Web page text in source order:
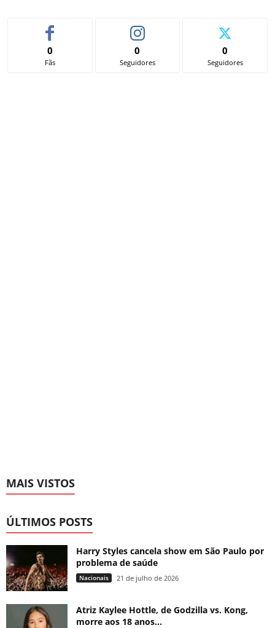
0
Fãs
0
Seguidores
0
Seguidores
MAIS VISTOS
ÚLTIMOS POSTS
Harry Styles cancela show em São Paulo por
problema de saúde
Nacionais 21 de julho de 2026
Atriz Kaylee Hottle, de Godzilla vs. Kong,
morre aos 18 anos...